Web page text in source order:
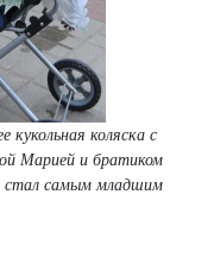
кукольная коляска с
Марией и братиком
стал самым младшим